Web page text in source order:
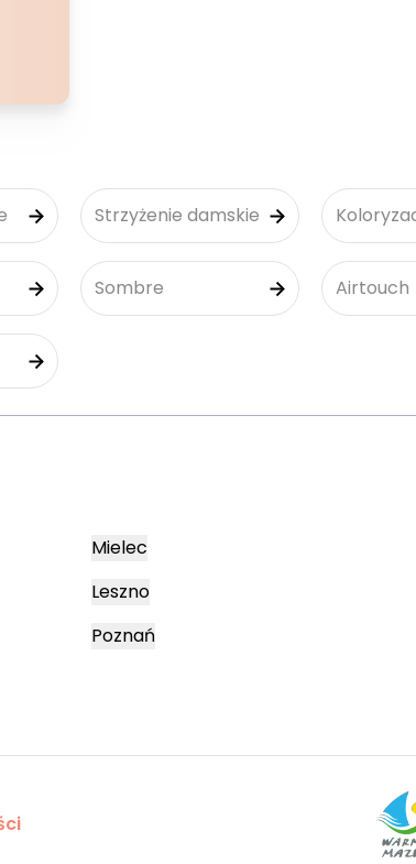
Strzyżenie damskie
Sombre Airtouch
Mielec
Leszno
Poznań